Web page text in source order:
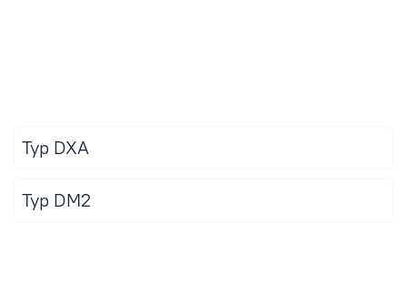
Typ DXA
Typ DM2